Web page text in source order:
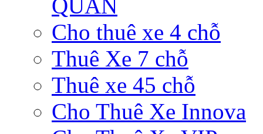
QUÂN
Cho thuê xe 4 chỗ
Thuê Xe 7 chỗ
Thuê xe 45 chỗ
Cho Thuê Xe Innova